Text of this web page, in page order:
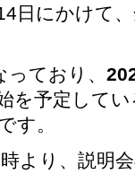
日にかけて
ており、
を予定してい
す。
より、説明